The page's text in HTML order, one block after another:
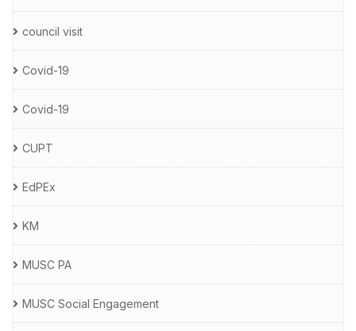
council visit
Covid-19
Covid-19
CUPT
EdPEx
KM
MUSC PA
MUSC Social Engagement